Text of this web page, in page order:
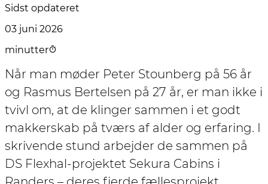
Sidst opdateret
03 juni 2026
minutter
Når man møder Peter Stounberg på 56 år
og Rasmus Bertelsen på 27 år, er man ikke i
tvivl om, at de klinger sammen i et godt
makkerskab på tværs af alder og erfaring. I
skrivende stund arbejder de sammen på
DS Flexhal-projektet Sekura Cabins i